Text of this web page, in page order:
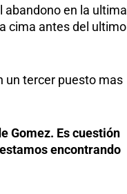
abandono en la ultima
cima antes del ultimo
un tercer puesto mas
Gomez. Es cuestión
encontrando